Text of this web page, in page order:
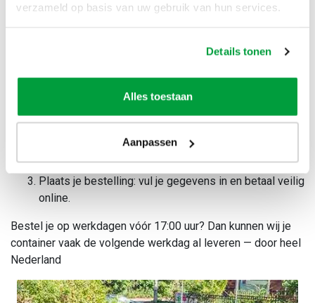
verzameld op basis van uw gebruik van hun services.
Details tonen
Alles toestaan
Aanpassen
Zo huur je een grofvuilcontainer in 3
Kies jouw afvalstroom: selecteer ‘grofvuil’ in onze
Bepaal het juiste formaat: kies uit formaten van 3m³
tot 10m³, altijd passend bij jouw klus.
Plaats je bestelling: vul je gegevens in en betaal veilig
online.
Bestel je op werkdagen vóór 17:00 uur? Dan kunnen wij je
container vaak de volgende werkdag al leveren — door heel
Nederland